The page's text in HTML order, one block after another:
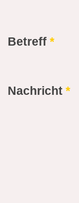
Betreff *
Nachricht *